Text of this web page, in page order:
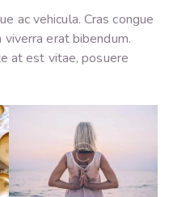
ac vehicula. Cras congue
erat bibendum.
at est vitae, posuere